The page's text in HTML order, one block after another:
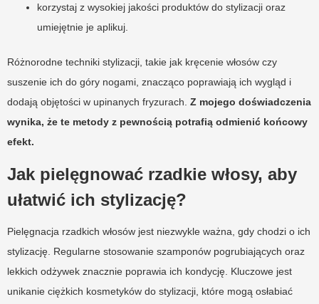
korzystaj z wysokiej jakości produktów do stylizacji oraz
umiejętnie je aplikuj.
Różnorodne techniki stylizacji, takie jak kręcenie włosów czy
suszenie ich do góry nogami, znacząco poprawiają ich wygląd i
dodają objętości w upinanych fryzurach. Z mojego doświadczenia
wynika, że te metody z pewnością potrafią odmienić końcowy
efekt.
Jak pielęgnować rzadkie włosy, aby
ułatwić ich stylizację?
Pielęgnacja rzadkich włosów jest niezwykle ważna, gdy chodzi o ich
stylizację. Regularne stosowanie szamponów pogrubiających oraz
lekkich odżywek znacznie poprawia ich kondycję. Kluczowe jest
unikanie ciężkich kosmetyków do stylizacji, które mogą osłabiać